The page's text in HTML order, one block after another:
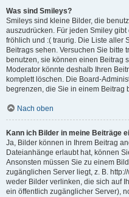
Was sind Smileys?
Smileys sind kleine Bilder, die
auszudrücken. Für jeden Smiley
fröhlich und :( traurig. Die Liste aller
Beitrags sehen. Versuchen Sie bitte
benutzen, sie können einen Beitrag
Moderator könnte deshalb Ihren
komplett löschen. Die Board-
begrenzen, die Sie in einem Beitrag
Nach oben
Kann ich Bilder in meine Beiträge
Ja, Bilder können in Ihrem Beitrag
Dateianhänge erlaubt hat, können
Ansonsten müssen Sie zu einem
zugänglichen Server liegt, z. B.
weder Bilder verlinken, die sich auf
ein öffentlich zugänglicher Server),